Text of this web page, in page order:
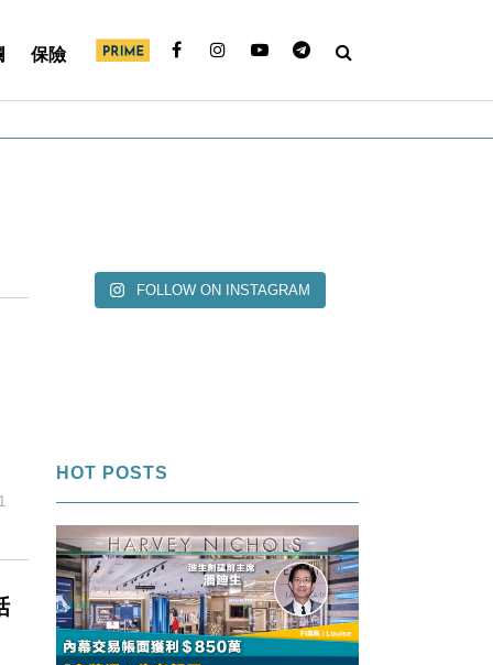
保險
FOLLOW ON INSTAGRAM
HOT POSTS